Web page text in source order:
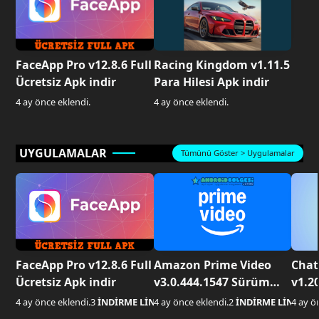
FaceApp Pro v12.8.6 Full
Ücretsiz Apk indir
4 ay önce eklendi.
Racing Kingdom v1.11.5
Para Hilesi Apk indir
4 ay önce eklendi.
UYGULAMALAR
FaceApp Pro v12.8.6 Full
Ücretsiz Apk indir
4 ay önce eklendi.3İNDİRME LİNKİ AKTİF
Amazon Prime Video
v3.0.444.1547 Sürüm
Premium Apk indir
4 ay önce eklendi.2İNDİRME LİNKİ
4 ay
Tümünü Göster > Uygulamalar